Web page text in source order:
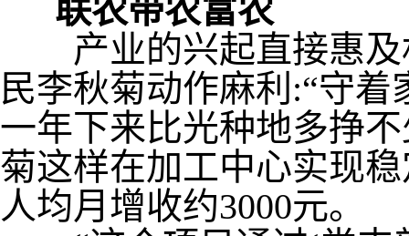
联农带农富农
产业的兴起直接惠及
民李秋菊动作麻利:“守着
一年下来比光种地多挣
菊这样在加工中心实现
人均月增收约3000元。